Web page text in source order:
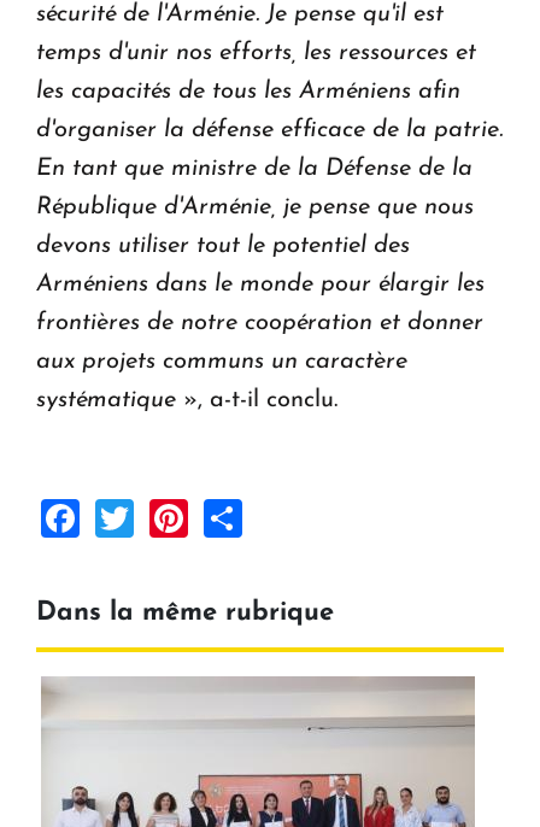
sécurité de l'Arménie. Je pense qu'il est
temps d'unir nos efforts, les ressources et
les capacités de tous les Arméniens afin
d'organiser la défense efficace de la patrie.
En tant que ministre de la Défense de la
République d'Arménie, je pense que nous
devons utiliser tout le potentiel des
Arméniens dans le monde pour élargir les
frontières de notre coopération et donner
aux projets communs un caractère
systématique », a-t-il conclu.
Facebook
TwitterPinterest
Dans la même rubrique